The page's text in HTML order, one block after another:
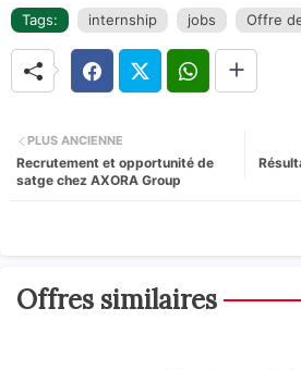
Tags: internship jobs Offre
PLUS ANCIENNE
Recrutement et opportunité de
satge chez AXORA Group
Offres similaires